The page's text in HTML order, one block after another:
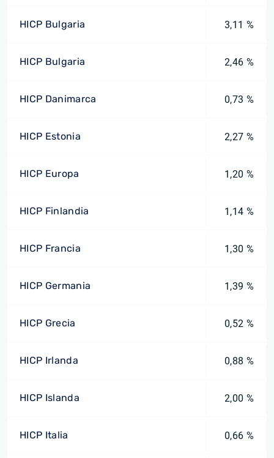
HICP Bulgaria 3,11 %
HICP Bulgaria 2,46 %
HICP Danimarca 0,73 %
HICP Estonia 2,27 %
HICP Europa 1,20 %
HICP Finlandia 1,14 %
HICP Francia 1,30 %
HICP Germania 1,39 %
HICP Grecia 0,52 %
HICP Irlanda 0,88 %
HICP Islanda 2,00 %
HICP Italia 0,66 %